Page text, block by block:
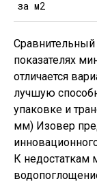
за м2
Сравнительный
показателях
отличается
лучшую
упаковке и
мм) Изовер
К недостаткам